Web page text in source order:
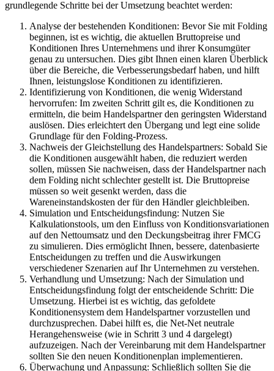
grundlegende Schritte bei der Umsetzung beachtet werden:
Analyse der bestehenden Konditionen: Bevor Sie mit Folding
beginnen, ist es wichtig, die aktuellen Bruttopreise und
Konditionen Ihres Unternehmens und ihrer Konsumgüter
genau zu untersuchen. Dies gibt Ihnen einen klaren Überblick
über die Bereiche, die Verbesserungsbedarf haben, und hilft
Ihnen, leistungslose Konditionen zu identifizieren.
Identifizierung von Konditionen, die wenig Widerstand
hervorrufen: Im zweiten Schritt gilt es, die Konditionen zu
ermitteln, die beim Handelspartner den geringsten Widerstand
auslösen. Dies erleichtert den Übergang und legt eine solide
Grundlage für den Folding-Prozess.
Nachweis der Gleichstellung des Handelspartners: Sobald Sie
die Konditionen ausgewählt haben, die reduziert werden
sollen, müssen Sie nachweisen, dass der Handelspartner nach
dem Folding nicht schlechter gestellt ist. Die Bruttopreise
müssen so weit gesenkt werden, dass die
Wareneinstandskosten der für den Händler gleichbleiben.
Simulation und Entscheidungsfindung: Nutzen Sie
Kalkulationstools, um den Einfluss von Konditionsvariationen
auf den Nettoumsatz und den Deckungsbeitrag ihrer FMCG
zu simulieren. Dies ermöglicht Ihnen, bessere, datenbasierte
Entscheidungen zu treffen und die Auswirkungen
verschiedener Szenarien auf Ihr Unternehmen zu verstehen.
Verhandlung und Umsetzung: Nach der Simulation und
Entscheidungsfindung folgt der entscheidende Schritt: Die
Umsetzung. Hierbei ist es wichtig, das gefoldete
Konditionensystem dem Handelspartner vorzustellen und
durchzusprechen. Dabei hilft es, die Net-Net neutrale
Herangehensweise (wie in Schritt 3 und 4 dargelegt)
aufzuzeigen. Nach der Vereinbarung mit dem Handelspartner
sollten Sie den neuen Konditionenplan implementieren.
Überwachung und Anpassung: Schließlich sollten Sie die